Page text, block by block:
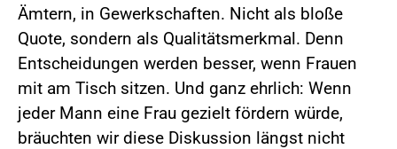
Ämtern, in Gewerkschaften. Nicht als bloße
Quote, sondern als Qualitätsmerkmal. Denn
Entscheidungen werden besser, wenn Frauen
mit am Tisch sitzen. Und ganz ehrlich: Wenn
jeder Mann eine Frau gezielt fördern würde,
bräuchten wir diese Diskussion längst nicht